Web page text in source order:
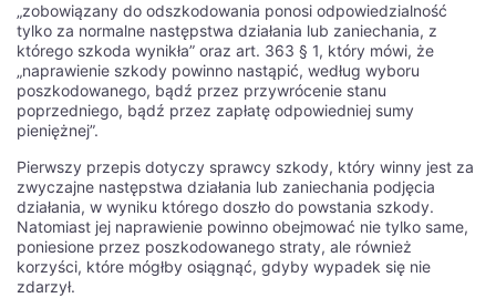
„zobowiązany do odszkodowania ponosi odpowiedzialność
tylko za normalne następstwa działania lub zaniechania, z
którego szkoda wynikła” oraz art. 363 § 1, który mówi, że
„naprawienie szkody powinno nastąpić, według wyboru
poszkodowanego, bądź przez przywrócenie stanu
poprzedniego, bądź przez zapłatę odpowiedniej sumy
pieniężnej”.
Pierwszy przepis dotyczy sprawcy szkody, który winny jest za
zwyczajne następstwa działania lub zaniechania podjęcia
działania, w wyniku którego doszło do powstania szkody.
Natomiast jej naprawienie powinno obejmować nie tylko same,
poniesione przez poszkodowanego straty, ale również
korzyści, które mógłby osiągnąć, gdyby wypadek się nie
zdarzył.